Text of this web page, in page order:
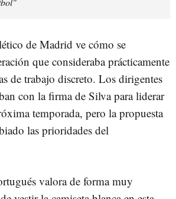
de Madrid ve cómo se
que consideraba prácticamente
de trabajo discreto. Los dirigentes
con la firma de Silva para liderar
temporada, pero la propuesta
las prioridades del
valora de forma muy